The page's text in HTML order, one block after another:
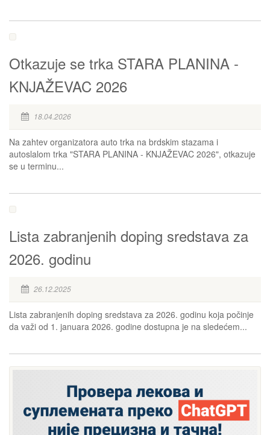
Otkazuje se trka STARA PLANINA -
KNJAŽEVAC 2026
18.04.2026
Na zahtev organizatora auto trka na brdskim stazama i
autoslalom trka "STARA PLANINA - KNJAŽEVAC 2026", otkazuje
se u terminu...
Lista zabranjenih doping sredstava za
2026. godinu
26.12.2025
Lista zabranjenih doping sredstava za 2026. godinu koja počinje
da važi od 1. januara 2026. godine dostupna je na sledećem...